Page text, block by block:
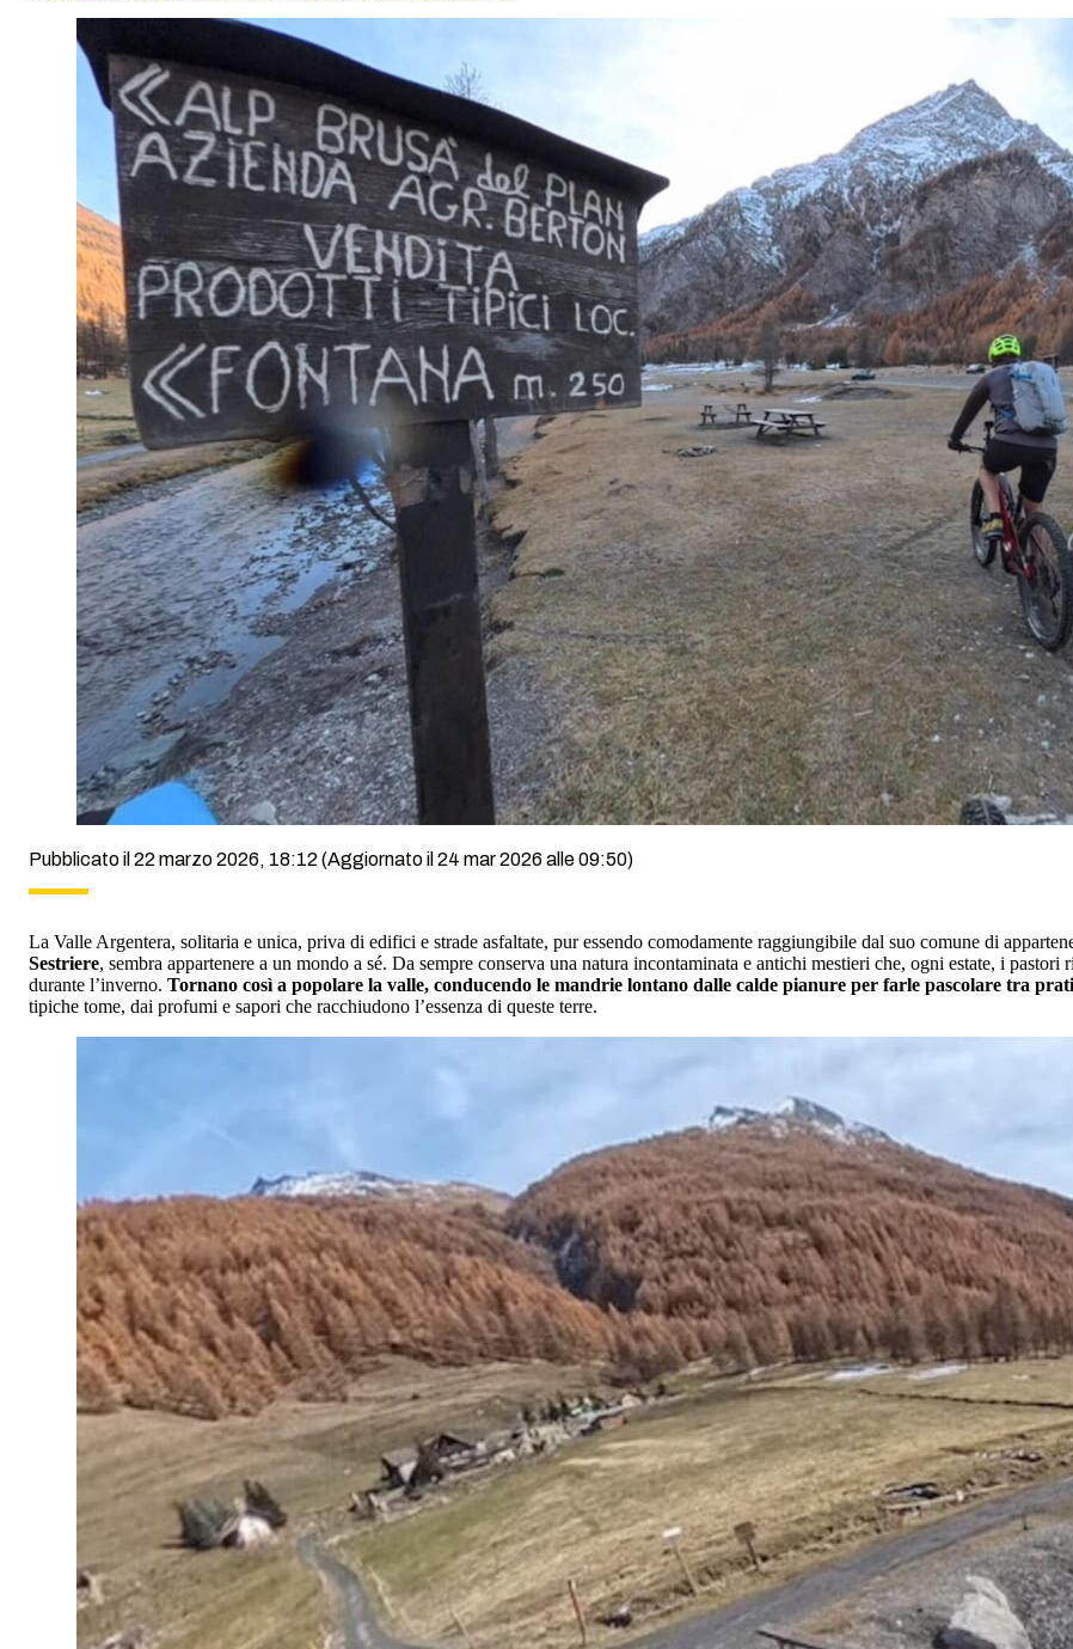
Pubblicato il 22 marzo 2026, 18:12(Aggiornato il 24 mar 2026 alle 09:50)
La Valle Argentera, solitaria e unica, priva di edifici e strade asfaltate, pur essendo comodamente raggiungibile dal suo comune di
Sestriere, sembra appartenere a un mondo a sé. Da sempre conserva una natura incontaminata e antichi mestieri che, ogni estate, i
durante l’inverno. Tornano così a popolare la valle, conducendo le mandrie lontano dalle calde pianure per farle pascolare tra
tipiche tome, dai profumi e sapori che racchiudono l’essenza di queste terre.